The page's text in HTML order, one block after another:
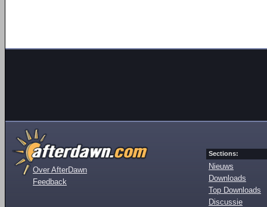
Over AfterDawn
Feedback
Sections:
Nieuws
Downloads
Top Downloads
Discussie